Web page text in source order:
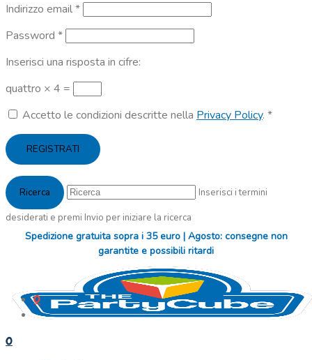
Indirizzo email*Richiesto
Password *Richiesto
Inserisci una risposta in cifre:
quattro × 4 =
Accetto le condizioni descritte nella Privacy Policy. *
REGISTRATI
Inserisci i termini
desiderati e premi Invio per iniziare la ricerca
Spedizione gratuita sopra i 35 euro | Agosto: consegne non
garantite e possibili ritardi
0
0